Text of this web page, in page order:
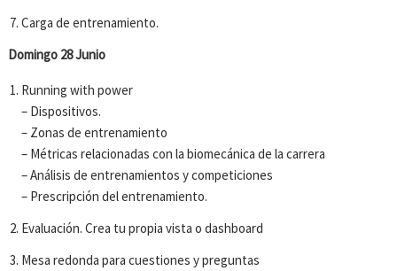
Carga de entrenamiento.
Domingo 28 Junio
Running with power
– Dispositivos.
– Zonas de entrenamiento
– Métricas relacionadas con la biomecánica de la carrera
– Análisis de entrenamientos y competiciones
– Prescripción del entrenamiento.
Evaluación. Crea tu propia vista o dashboard
Mesa redonda para cuestiones y preguntas